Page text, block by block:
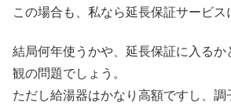
この場合も、私なら延長保証サービス
結局何年使うかや、延長保証に入るか
観の問題でしょう。
ただし給湯器はかなり高額ですし、調